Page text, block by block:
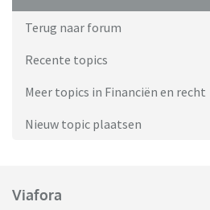
Terug naar forum
Recente topics
Meer topics in Financiën en recht
Nieuw topic plaatsen
Viafora